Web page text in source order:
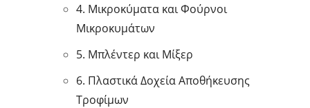
4. Μικροκύματα και Φούρνοι
Μικροκυμάτων
5. Μπλέντερ και Μίξερ
6. Πλαστικά Δοχεία Αποθήκευσης
Τροφίμων